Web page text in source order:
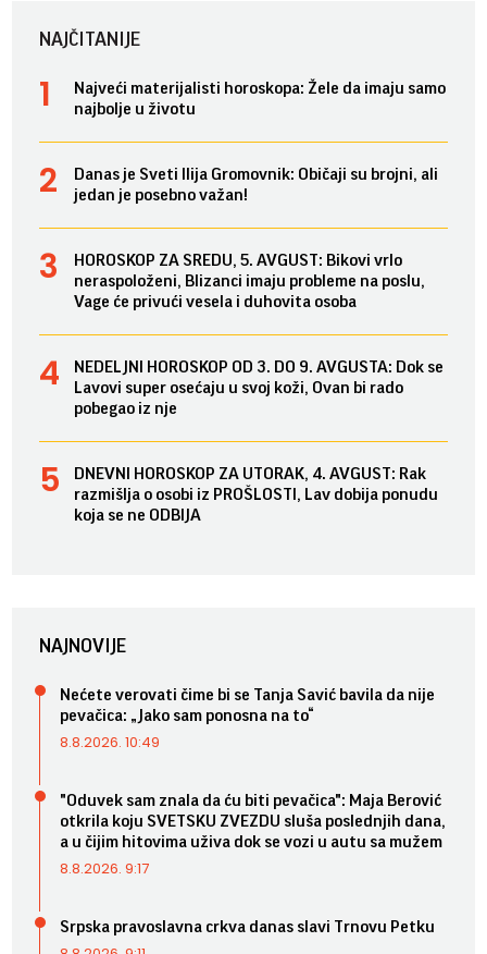
NAJČITANIJE
Najveći materijalisti horoskopa: Žele da imaju samo
najbolje u životu
Danas je Sveti Ilija Gromovnik: Običaji su brojni, ali
jedan je posebno važan!
HOROSKOP ZA SREDU, 5. AVGUST: Bikovi vrlo
neraspoloženi, Blizanci imaju probleme na poslu,
Vage će privući vesela i duhovita osoba
NEDELJNI HOROSKOP OD 3. DO 9. AVGUSTA: Dok se
Lavovi super osećaju u svoj koži, Ovan bi rado
pobegao iz nje
DNEVNI HOROSKOP ZA UTORAK, 4. AVGUST: Rak
razmišlja o osobi iz PROŠLOSTI, Lav dobija ponudu
koja se ne ODBIJA
NAJNOVIJE
Nećete verovati čime bi se Tanja Savić bavila da nije
pevačica: „Jako sam ponosna na to“
8.8.2026. 10:49
"Oduvek sam znala da ću biti pevačica": Maja Berović
otkrila koju SVETSKU ZVEZDU sluša poslednjih dana,
a u čijim hitovima uživa dok se vozi u autu sa mužem
8.8.2026. 9:17
Srpska pravoslavna crkva danas slavi Trnovu Petku